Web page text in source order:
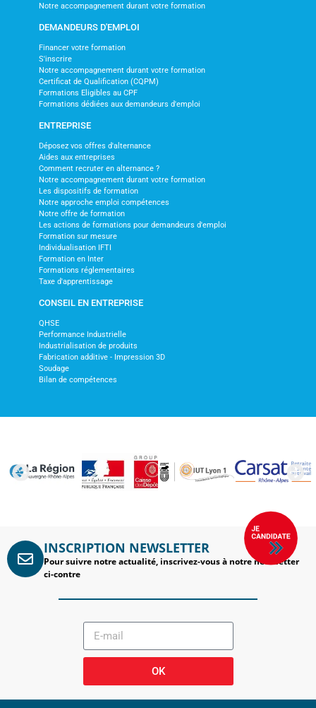
Notre accompagnement durant votre formation
DEMANDEURS D'EMPLOI
Financer votre formation
S'inscrire
Notre accompagnement durant votre formation
Certificat de Qualification (CQPM)
Formations Eligibles au CPF
Formations dédiées aux demandeurs d'emploi
ENTREPRISE
Déposez vos offres d'alternance
Aides aux entreprises
Comment recruter en alternance ?
Notre accompagnement durant votre formation
Les dispositifs de formation
Notre approche emploi compétences
Notre offre de formation
Les actions de formations pour demandeurs d'emploi
Formation sur mesure
Individualisation IFTI
Formation en Inter
Formations réglementaires
Taxe d'apprentissage
CONSEIL EN ENTREPRISE
QHSE
Performance Industrielle
Industrialisation de produits
Fabrication additive - Impression 3D
Soudage
Bilan de compétences
INSCRIPTION NEWSLETTER
Pour suivre notre actualité, inscrivez-vous à notre newsletter
ci-contre
OK